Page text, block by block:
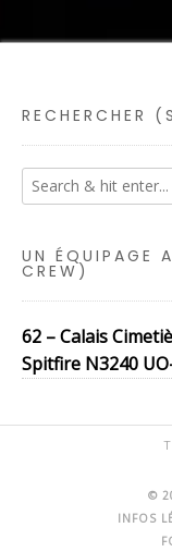
RECHERCHER
UN ÉQUIPAGE
CREW)
62 – Calais
Spitfire N3240
©
INFOS